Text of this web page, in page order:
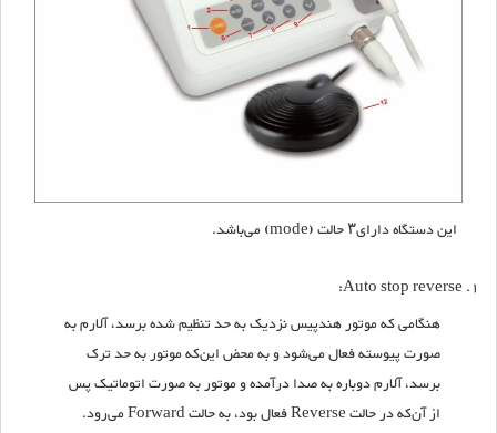
این دستگاه دارای۳ حالت (mode) می‌باشد.
Auto stop reverse:
هنگامی که موتور هندپیس نزدیک به حد تنظیم شده برسد، آلارم به
صورت پیوسته فعال می‌شود و به محض این‌که موتور به حد ترک
برسد، آلارم دوباره به صدا در‌آمده و موتور به صورت اتوماتیک پس
از آن‌که در حالت Reverse فعال بود، به حالت Forward می‌رود.